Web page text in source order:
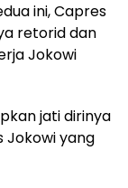
ini, Capres
retorid dan
Jokowi
jati dirinya
Jokowi yang